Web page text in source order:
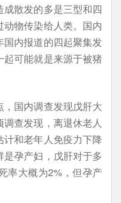
散发的多是三型和四
物传染给人类。国内
内报道的四起聚集发
可能就是来源于被猪
国内调查发现戊肝大
查发现，离退休老人
和老年人免疫力下降
孕产妇，戊肝对于多
率大概为2%，但孕产